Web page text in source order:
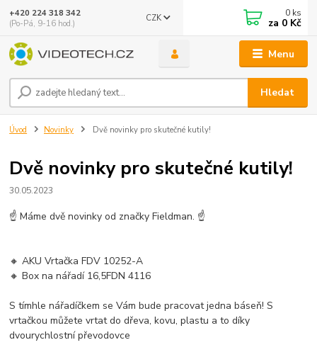
Menu
CZK
Hledat
+420 224 318 342
(Po-Pá, 9-16 hod.)
0 ks
za 0 Kč
Úvod Novinky Dvě novinky pro skutečné kutily!
Dvě novinky pro skutečné kutily!
30.05.2023
☝ Máme dvě novinky od značky Fieldman. ☝
🔸 AKU Vrtačka FDV 10252-A
🔸 Box na nářadí 16,5FDN 4116
S tímhle nářadíčkem se Vám bude pracovat jedna báseň! S
vrtačkou můžete vrtat do dřeva, kovu, plastu a to díky
dvourychlostní převodovce